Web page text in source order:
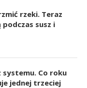
rzeki. Teraz
susz i
systemu. Co roku
jednej trzeciej